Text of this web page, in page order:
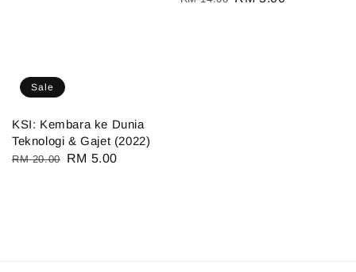
Sale
KSI: Kembara ke Dunia
Teknologi & Gajet (2022)
Regular
RM 20.00
Sale
RM 5.00